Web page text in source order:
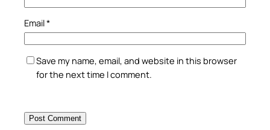
Email*
Save my name, email, and website in this browser
for the next time I comment.